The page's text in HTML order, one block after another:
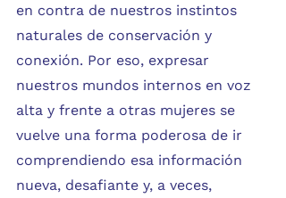
en contra de nuestros instintos
naturales de conservación y
conexión. Por eso, expresar
nuestros mundos internos en voz
alta y frente a otras mujeres se
vuelve una forma poderosa de ir
comprendiendo esa información
nueva, desafiante y, a veces,